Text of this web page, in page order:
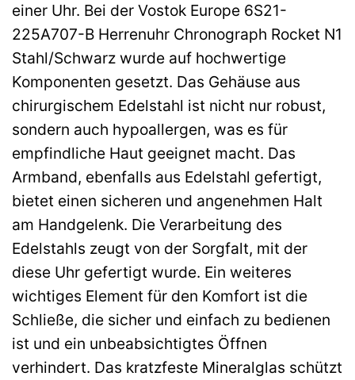
einer Uhr. Bei der Vostok Europe 6S21-
225A707-B Herrenuhr Chronograph Rocket N1
Stahl/Schwarz wurde auf hochwertige
Komponenten gesetzt. Das Gehäuse aus
chirurgischem Edelstahl ist nicht nur robust,
sondern auch hypoallergen, was es für
empfindliche Haut geeignet macht. Das
Armband, ebenfalls aus Edelstahl gefertigt,
bietet einen sicheren und angenehmen Halt
am Handgelenk. Die Verarbeitung des
Edelstahls zeugt von der Sorgfalt, mit der
diese Uhr gefertigt wurde. Ein weiteres
wichtiges Element für den Komfort ist die
Schließe, die sicher und einfach zu bedienen
ist und ein unbeabsichtigtes Öffnen
verhindert. Das kratzfeste Mineralglas schützt